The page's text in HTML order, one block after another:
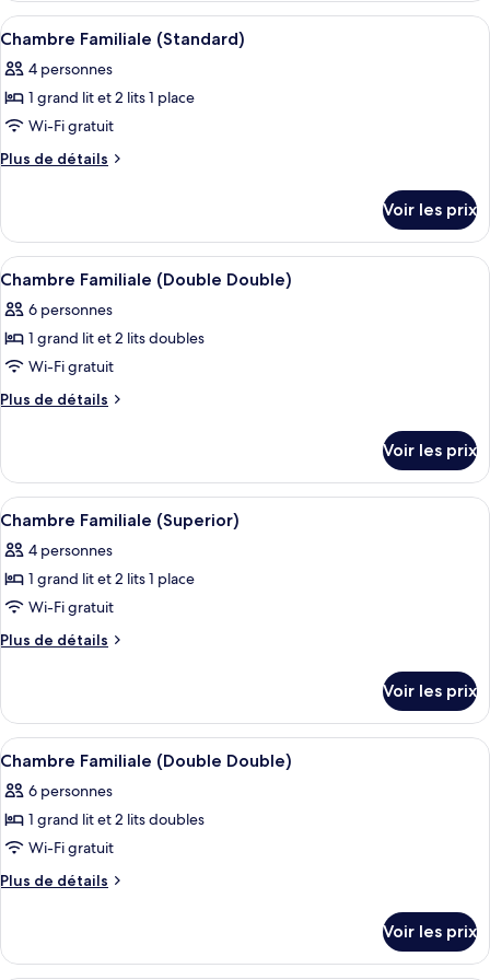
Suite
(Edwardian
Cabin)
type
de
Suite
(Edwardian
Afficher
toutes
les
photos
pour
ce
chambre :
Chambre
Familiale
(Standard)
Literie de qualité supérieure,
3
Chambre Familiale (Standard)
4 personnes
1 grand lit et 2 lits 1 place
Wi-Fi gratuit
Plus de détails
Plus
le
type
de
Chambre
Familiale
Voir les prix
Afficher
toutes
les
photos
pour
ce
chambre :
Chambre
Familiale
(Double
Double)
Literie de qualité supérieure,
1
Chambre Familiale (Double Double)
6 personnes
1 grand lit et 2 lits doubles
Wi-Fi gratuit
Plus de détails
Plus
le
type
de
Chambre
Familiale
Double)
Voir les prix
Afficher
toutes
les
photos
pour
ce
chambre :
Chambre
Familiale
(Superior)
Une chambre d’hôtel avec un lit, un
4
Chambre Familiale (Superior)
4 personnes
1 grand lit et 2 lits 1 place
Wi-Fi gratuit
Plus de détails
Plus
le
type
de
Chambre
Familiale
Voir les prix
Afficher
toutes
les
photos
pour
ce
chambre :
Chambre
Literie de qualité supérieure,
3
Chambre Familiale (Double Double)
6 personnes
1 grand lit et 2 lits doubles
Wi-Fi gratuit
Plus de détails
Plus
le
Voir les prix